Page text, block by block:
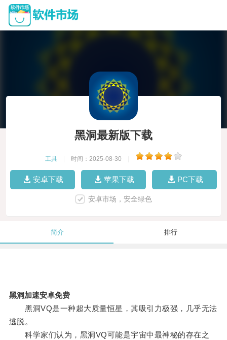
黑洞最新版下载
工具 时间：2025-08-30
安卓下载 苹果下载 PC下载
安卓市场，安全绿色
简介 排行
黑洞加速安卓免费
黑洞VQ是一种超大质量恒星，其吸引力极强，几乎无法
逃脱。
科学家们认为，黑洞VQ可能是宇宙中最神秘的存在之